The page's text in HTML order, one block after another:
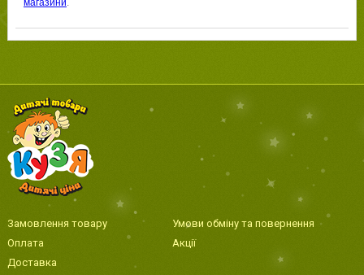
магазини.
Замовлення товару
Оплата
Доставка
Умови обміну та повернення
Акції